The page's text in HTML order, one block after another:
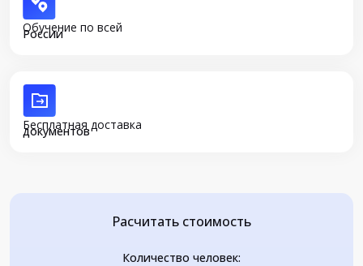
Обучение по всей
России
Бесплатная доставка
документов
Расчитать стоимость
Количество человек: